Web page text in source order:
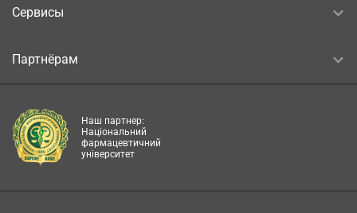
Сервисы
Партнёрам
Наш партнер:
Національний
фармацевтичний
університет